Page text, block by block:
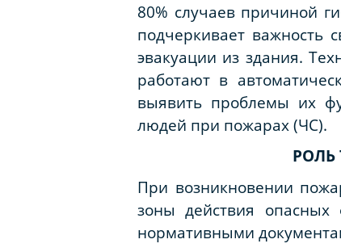
80% случаев причиной
подчеркивает важность
эвакуации из здания.
работают в
выявить проблемы их
людей при пожарах (ЧС).
РОЛЬ
При возникновении
зоны действия опасных
нормативными